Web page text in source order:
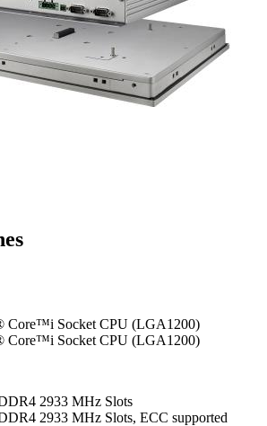
Core™i Socket CPU (LGA1200)
Core™i Socket CPU (LGA1200)
2933 MHz Slots
2933 MHz Slots, ECC supported